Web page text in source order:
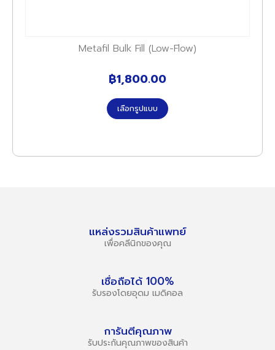
Metafil Bulk Fill (Low-Flow)
฿1,800.00
เลือกรูปแบบ
แหล่งรวมสินค้าแพทย์
เพื่อคลีนิกของคุณ
เชื่อถือได้ 100%
รับรองโดยอุดม เมดิคอล
การันตีคุณภาพ
รับประกันคุณภาพของสินค้า